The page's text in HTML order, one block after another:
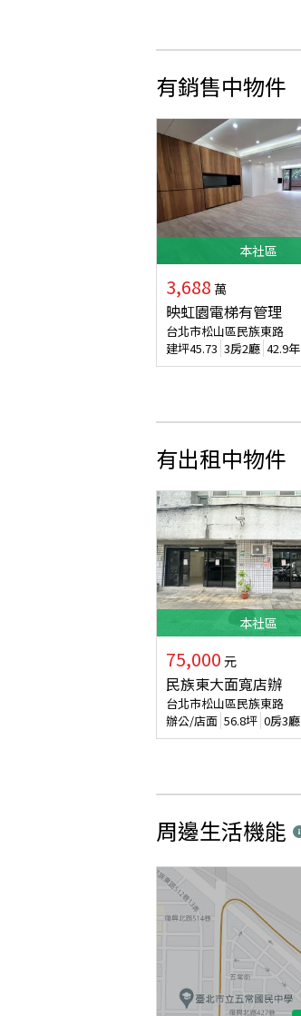
有銷售中物件
本社區
3,688 萬
映虹園電梯有管理
台北市松山區民族東路
建坪45.73 3房2廳 42.9年
有出租中物件
本社區
75,000 元
民族東大面寬店辦
台北市松山區民族東路
辦公/店面 56.8坪 0房3廳
周邊生活機能